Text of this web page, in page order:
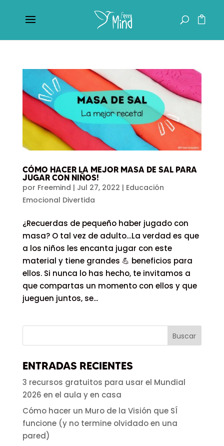
CÓMO HACER LA MEJOR MASA DE SAL PARA
JUGAR CON NIÑOS!
por Freemind | Jul 27, 2022 | Educación
Emocional Divertida
¿Recuerdas de pequeño haber jugado con
masa? O tal vez de adulto…La verdad es que
a los niños les encanta jugar con este
material y tiene grandes 💪 beneficios para
ellos. Si nunca lo has hecho, te invitamos a
que compartas un momento con ellos y que
jueguen juntos, se...
ENTRADAS RECIENTES
3 recursos gratuitos para usar el Mundial
2026 en el aula y en casa
Cómo hacer un Muro de la Visión que SÍ
funcione (y no termine olvidado en una
pared)